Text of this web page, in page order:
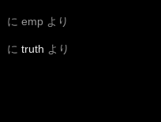
に emp より
に truth より